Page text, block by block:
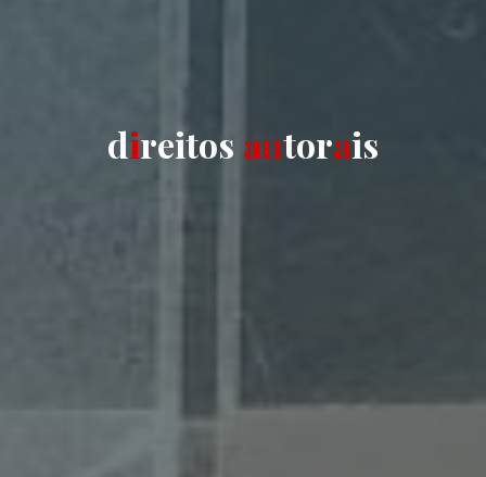
direitos autorais